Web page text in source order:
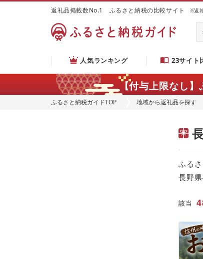
返礼品掲載数No.1 ふるさと納税の比較サイト ※返
人気ランキング 23サイト
【付与上限なし】
ふるさと納税ガイドTOP 地域から返礼品を探す
ふる
長野
該当